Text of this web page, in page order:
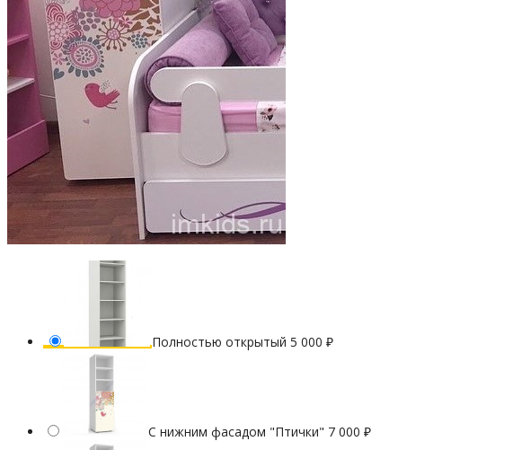
Полностью открытый 5 000 ₽
С нижним фасадом "Птички" 7 000 ₽